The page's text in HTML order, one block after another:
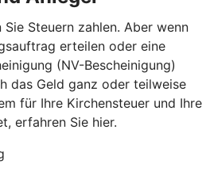
Steuern zahlen. Aber wenn
erteilen oder eine
(NV-Bescheinigung)
das Geld ganz oder teilweise
für Ihre Kirchensteuer und Ihre
erfahren Sie hier.